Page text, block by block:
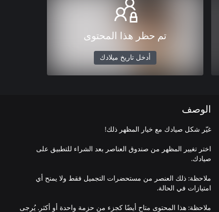
تم حظر هذا المحتوى
أدخل تاريخ ميلادك
الوصف
اختر تغيير المظهر من صندوق العناصر بعد الشراء للتطبيق على
ملاحظة: ذلك العنصر من مستحضرات التجميل فقط ولا يمنح أي
ملاحظة: هذا المحتوى متاح أيضًا كجزء من حزمة واحدة أو أكثر. يُرجى